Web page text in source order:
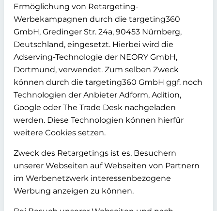
Ermöglichung von Retargeting-
Werbekampagnen durch die targeting360
GmbH, Gredinger Str. 24a, 90453 Nürnberg,
Deutschland, eingesetzt. Hierbei wird die
Adserving-Technologie der NEORY GmbH,
Dortmund, verwendet. Zum selben Zweck
können durch die targeting360 GmbH ggf. noch
Technologien der Anbieter Adform, Adition,
Google oder The Trade Desk nachgeladen
werden. Diese Technologien können hierfür
weitere Cookies setzen.
Zweck des Retargetings ist es, Besuchern
unserer Webseiten auf Webseiten von Partnern
im Werbenetzwerk interessenbezogene
Werbung anzeigen zu können.